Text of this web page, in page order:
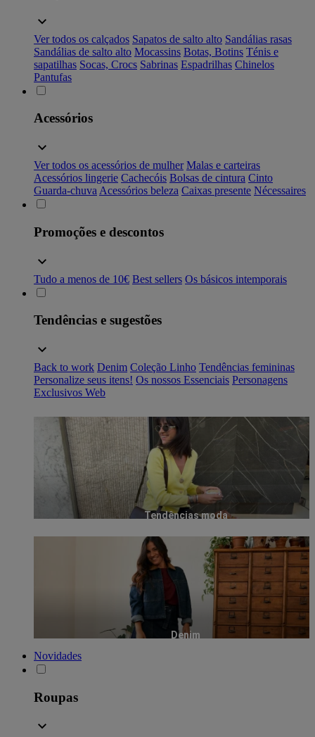
Ver todos os calçados Sapatos de salto alto Sandálias rasas
Sandálias de salto alto Mocassins Botas, Botins Ténis e
sapatilhas Socas, Crocs Sabrinas Espadrilhas Chinelos
Pantufas
Acessórios
Ver todos os acessórios de mulher Malas e carteiras
Acessórios lingerie Cachecóis Bolsas de cintura Cinto
Guarda-chuva Acessórios beleza Caixas presente Nécessaires
Promoções e descontos
Tudo a menos de 10€ Best sellers Os básicos intemporais
Tendências e sugestões
Back to work Denim Coleção Linho Tendências femininas
Personalize seus itens! Os nossos Essenciais Personagens
Exclusivos Web
Tendências moda
Denim
Novidades
Roupas